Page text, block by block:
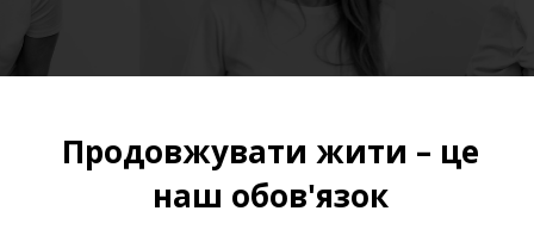
Продовжувати жити – це
наш обов'язок